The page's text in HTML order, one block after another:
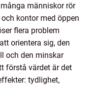
människor rör
kontor med öppen
flera problem
orientera sig, den
och den minskar
förstå värdet är det
tydlighet,